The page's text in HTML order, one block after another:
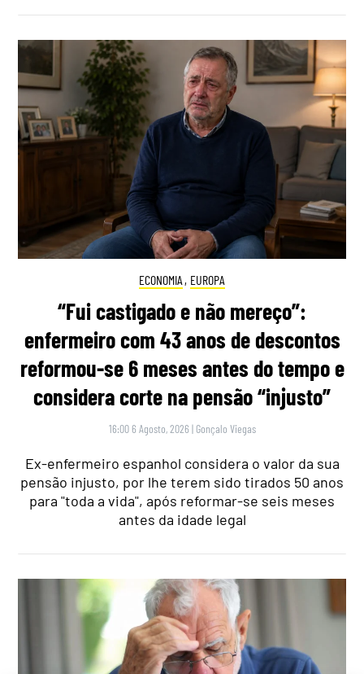
ECONOMIA , EUROPA
“Fui castigado e não mereço”:
enfermeiro com 43 anos de descontos
reformou-se 6 meses antes do tempo e
considera corte na pensão “injusto”
16:00 6 Agosto, 2026 | Gonçalo Viegas
Ex-enfermeiro espanhol considera o valor da sua
pensão injusto, por lhe terem sido tirados 50 anos
para "toda a vida", após reformar-se seis meses
antes da idade legal